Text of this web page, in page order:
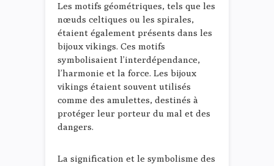
Les motifs géométriques, tels que les
nœuds celtiques ou les spirales,
étaient également présents dans les
bijoux vikings. Ces motifs
symbolisaient l’interdépendance,
l’harmonie et la force. Les bijoux
vikings étaient souvent utilisés
comme des amulettes, destinés à
protéger leur porteur du mal et des
dangers.
La signification et le symbolisme des